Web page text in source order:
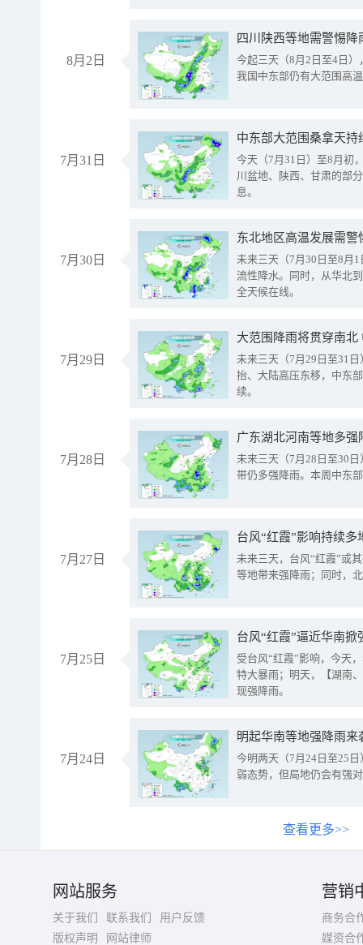
8月2日
今起三天（8月2日至4日
我国中东部仍有大范围高
7月31日
中东部大范围桑拿天
今天（7月31日）至8月初
川盆地、陕西、甘肃的部
息。
7月30日
东北地区高温发展需
未来三天（7月30日至8月
流性降水。同时，从华北
全天候在线。
7月29日
大范围降雨将贯穿南
未来三天（7月29日至31
抬、大陆高压东移，中东
续。
7月28日
广东湖北河南等地多
未来三天（7月28日至30
带仍多强降雨。本周中东
7月27日
台风“红霞”影响持续
未来三天，台风“红霞”或
等地带来强降雨；同时，
7月25日
台风“红霞”逼近华南
受台风“红霞”影响，今天
特大暴雨；明天，【湖南
现强降雨。
7月24日
明起华南等地强降雨
今明两天（7月24日至25
弱态势，但局地仍会有强
查看更多>>
网站服务
关于我们 联系我们
用户反馈
版权声明
网站律师
营销
商务合
媒资合